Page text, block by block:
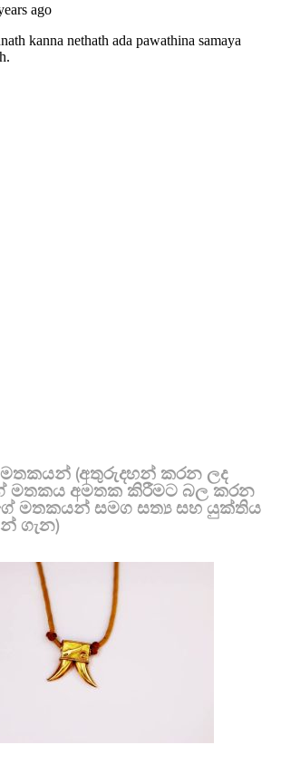
(අතුරුදහන් කරන ලද
මතකය අමතක කිරීමට බල කරන
මතකයන් සමග සත්‍ය සහ යුක්තිය
ගැන)